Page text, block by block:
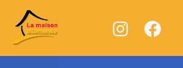
contenu